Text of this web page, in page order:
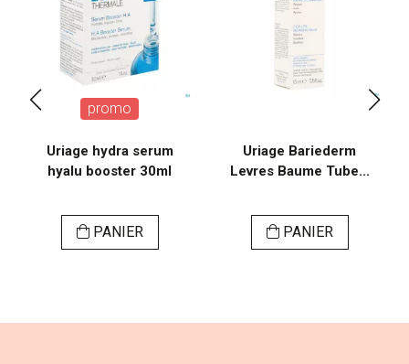
promo
Uriage hydra serum
hyalu booster 30ml
PANIER
Uriage Bariederm
Levres Baume Tube...
PANIER